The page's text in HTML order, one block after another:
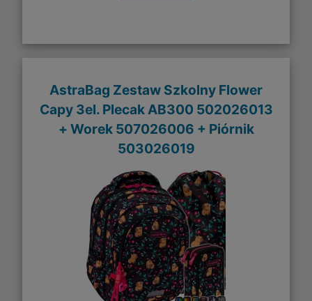
AstraBag Zestaw Szkolny Flower
Capy 3el. Plecak AB300 502026013
+ Worek 507026006 + Piórnik
503026019